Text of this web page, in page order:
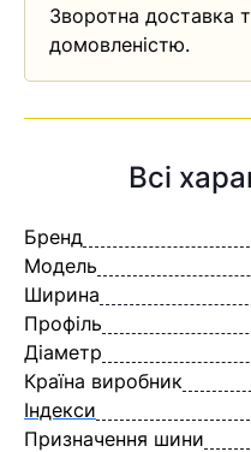
Зворотна доставка
домовленістю.
Всі
Бренд
Модель
Ширина
Профіль
Діаметр
Країна виробник
Індекси
Призначення шини